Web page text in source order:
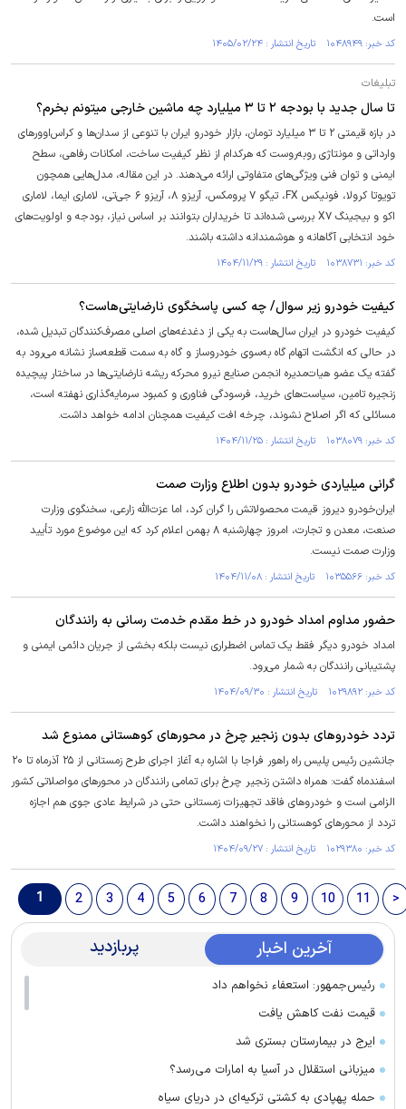
است.
کد خبر: ۱۰۴۸۹۴۹ تاریخ انتشار : ۱۴۰۵/۰۲/۲۴
تبلیغات
تا سال جدید با بودجه ۲ تا ۳ میلیارد چه ماشین خارجی میتونم بخرم؟
در بازه قیمتی ۲ تا ۳ میلیارد تومان، بازار خودرو ایران با تنوعی از سدان‌ها و کراس‌اوور‌های
وارداتی و مونتاژی روبه‌روست که هرکدام از نظر کیفیت ساخت، امکانات رفاهی، سطح
ایمنی و توان فنی ویژگی‌های متفاوتی ارائه می‌دهند. در این مقاله، مدل‌هایی همچون
تویوتا کرولا، فونیکس FX، تیگو ۷ پرومکس، آریزو ۸، آریزو ۶ جی‌تی، لاماری ایما، لاماری
اکو و بیجینگ X۷ بررسی شده‌اند تا خریداران بتوانند بر اساس نیاز، بودجه و اولویت‌های
خود انتخابی آگاهانه و هوشمندانه داشته باشند.
کد خبر: ۱۰۳۸۷۳۱ تاریخ انتشار : ۱۴۰۴/۱۱/۲۹
کیفیت خودرو زیر سوال/ چه کسی پاسخگوی نارضایتی‌هاست؟
کیفیت خودرو در ایران سال‌هاست به یکی از دغدغه‌های اصلی مصرف‌کنندگان تبدیل شده،
در حالی که انگشت اتهام گاه به‌سوی خودروساز و گاه به سمت قطعه‌ساز نشانه می‌رود به
گفته یک عضو هیات‌مدیره انجمن صنایع نیرو محرکه ریشه نارضایتی‌ها در ساختار پیچیده
زنجیره تامین، سیاست‌های خرید، فرسودگی فناوری و کمبود سرمایه‌گذاری نهفته است،
مسائلی که اگر اصلاح نشوند، چرخه افت کیفیت همچنان ادامه خواهد داشت.
کد خبر: ۱۰۳۸۰۷۹ تاریخ انتشار : ۱۴۰۴/۱۱/۲۵
گرانی میلیاردی خودرو بدون اطلاع وزارت صمت
ایران‌خودرو دیروز قیمت محصولاتش را گران کرد، اما عزت‌الله زارعی، سخنگوی وزارت
صنعت، معدن و تجارت، امروز چهارشنبه ۸ بهمن اعلام کرد که این موضوع مورد تأیید
وزارت صمت نیست.
کد خبر: ۱۰۳۵۵۶۶ تاریخ انتشار : ۱۴۰۴/۱۱/۰۸
حضور مداوم امداد خودرو در خط مقدم خدمت رسانی به رانندگان
امداد خودرو دیگر فقط یک تماس اضطراری نیست بلکه بخشی از جریان دائمی ایمنی و
پشتیبانی رانندگان به شمار می‌رود.
کد خبر: ۱۰۲۹۸۹۲ تاریخ انتشار : ۱۴۰۴/۰۹/۳۰
تردد خودرو‌های بدون زنجیر چرخ در محور‌های کوهستانی ممنوع شد
جانشین رئیس پلیس راه راهور فراجا با اشاره به آغاز اجرای طرح زمستانی از ۲۵ آذرماه تا ۲۰
اسفندماه گفت: همراه داشتن زنجیر چرخ برای تمامی رانندگان در محور‌های مواصلاتی کشور
الزامی است و خودرو‌های فاقد تجهیزات زمستانی حتی در شرایط عادی جوی هم اجازه
تردد از محور‌های کوهستانی را نخواهند داشت.
کد خبر: ۱۰۲۹۳۸۰ تاریخ انتشار : ۱۴۰۴/۰۹/۲۷
1 2 3 4 5 6 7 8 9 10 11 >
آخرین اخبار پربازدید
رئیس‌جمهور: استعفاء نخواهم داد
قیمت نفت کاهش یافت
ایرج در بیمارستان بستری شد
میزبانی استقلال در آسیا به امارات می‌رسد؟
حمله پهپادی به کشتی ترکیه‌ای در دریای سیاه